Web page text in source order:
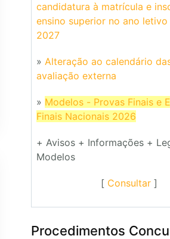
candidatura à matrícula e
ensino superior no ano
2027
» Alteração ao calendário
avaliação externa
» Modelos - Provas Finais e
Finais Nacionais 2026
+ Avisos + Informações +
Modelos
[ Consultar]
Procedimentos